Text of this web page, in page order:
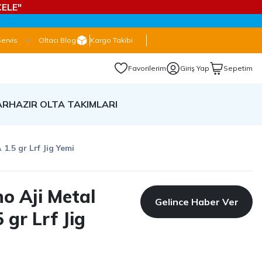
Oltacı Blog Kargo Takibi
Favorilerim Giriş Yap Sepetim
HAZIR OLTA TAKIMLARI
gr Lrf Jig Yemi
Aji Metal
gr Lrf Jig
Gelince Haber Ver